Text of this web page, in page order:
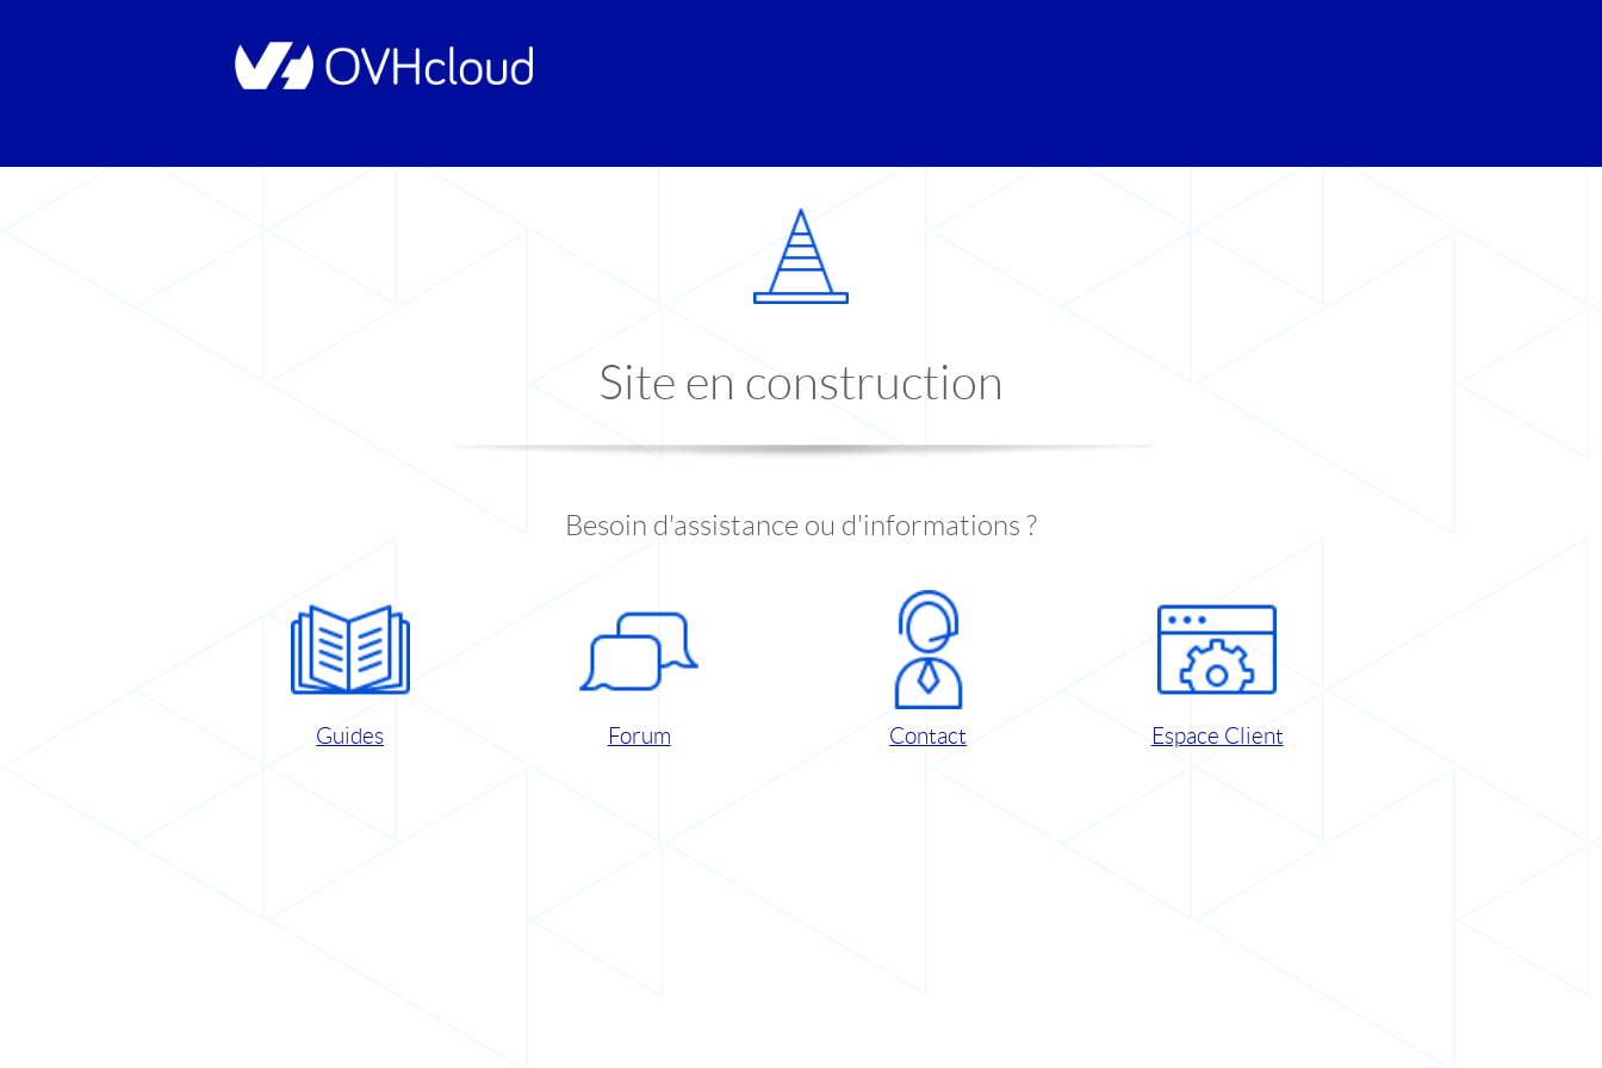
Site en construction
Besoin d'assistance ou d'informations ?
Guides Forum Contact Espace Client